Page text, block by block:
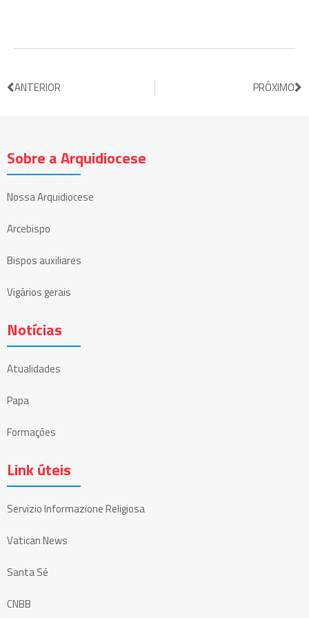
ANTERIOR PRÓXIMO
Sobre a Arquidiocese
Nossa Arquidiocese
Arcebispo
Bispos auxiliares
Vigários gerais
Notícias
Atualidades
Papa
Formações
Link úteis
Servizio Informazione Religiosa
Vatican News
Santa Sé
CNBB